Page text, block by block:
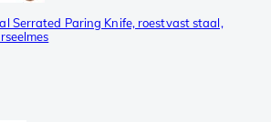
Serrated Paring Knife, roestvast staal,